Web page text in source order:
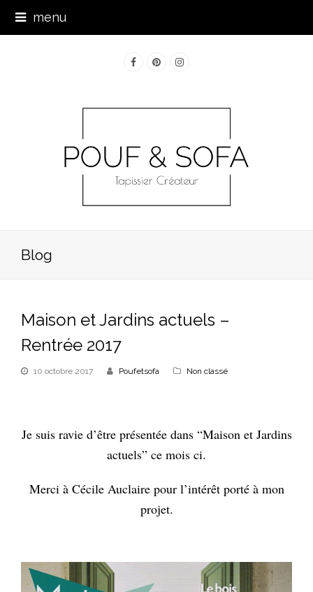
menu
FacebookPinterest
Blog
Maison et Jardins actuels –
Rentrée 2017
10 octobre 2017 Poufetsofa Non classé
Je suis ravie d’être présentée dans “Maison et Jardins
actuels” ce mois ci.
Merci à Cécile Auclaire pour l’intérêt porté à mon
projet.